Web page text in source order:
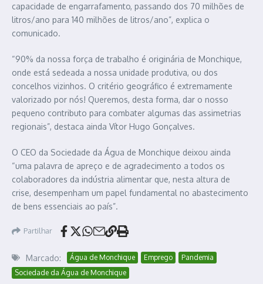
capacidade de engarrafamento, passando dos 70 milhões de
litros/ano para 140 milhões de litros/ano”, explica o
comunicado.
“90% da nossa força de trabalho é originária de Monchique,
onde está sedeada a nossa unidade produtiva, ou dos
concelhos vizinhos. O critério geográfico é extremamente
valorizado por nós! Queremos, desta forma, dar o nosso
pequeno contributo para combater algumas das assimetrias
regionais”, destaca ainda Vítor Hugo Gonçalves.
O CEO da Sociedade da Água de Monchique deixou ainda
“uma palavra de apreço e de agradecimento a todos os
colaboradores da indústria alimentar que, nesta altura de
crise, desempenham um papel fundamental no abastecimento
de bens essenciais ao país”.
Partilhar
Marcado: Água de Monchique Emprego
Pandemia
Sociedade da Água de Monchique